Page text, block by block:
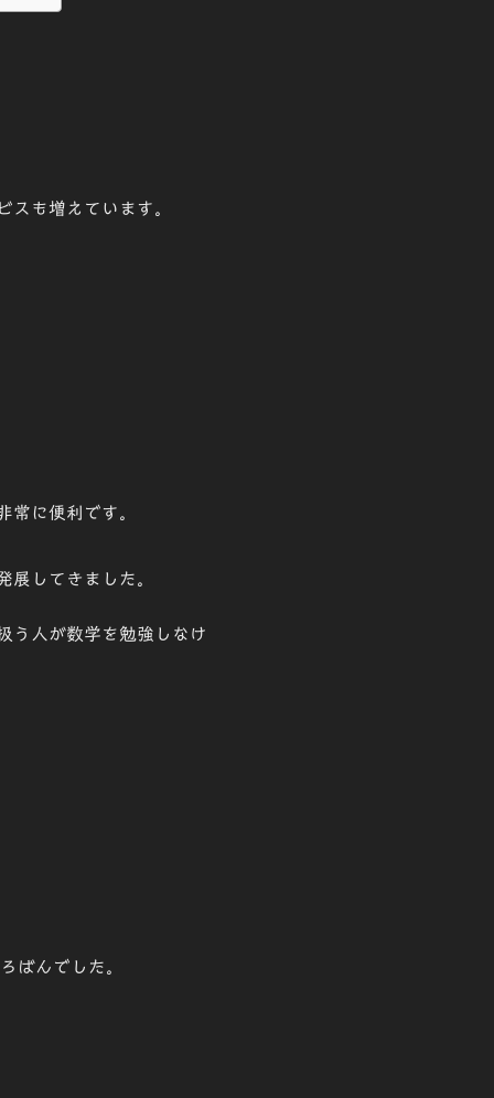
も増えています。
常に便利 です。
展 してきました。
う人が数学を勉強しなけ
ばん でした。